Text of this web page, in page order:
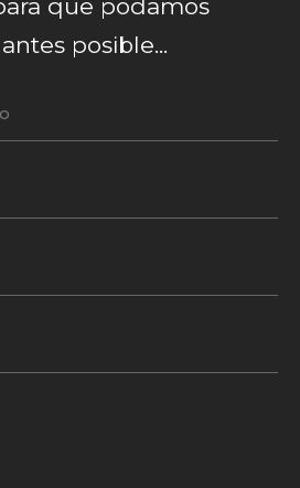
que podamos
posible...